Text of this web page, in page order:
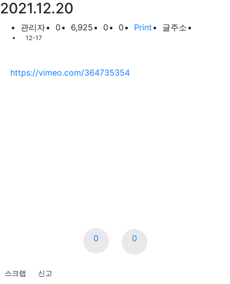
2021.12.20
관리자 0 6,925 0 0 Print 글주소
12-17
https://vimeo.com/364735354
0 0
스크랩 신고